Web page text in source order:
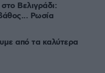
Βελιγράδι:
Ρωσία
από τα καλύτερα